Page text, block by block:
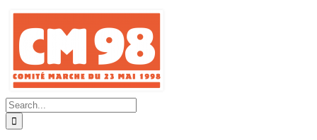
Skip
content
Search
for: